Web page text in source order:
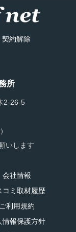
約解除
所
2-26-5
いします
会社情報
コミ取材履歴
ご利用規約
情報保護方針